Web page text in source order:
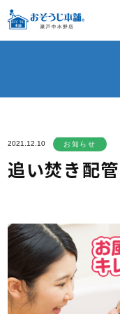
2021.12.10 お知らせ
追い焚き配管